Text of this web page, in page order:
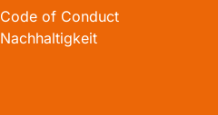
Code of Conduct
Nachhaltigkeit